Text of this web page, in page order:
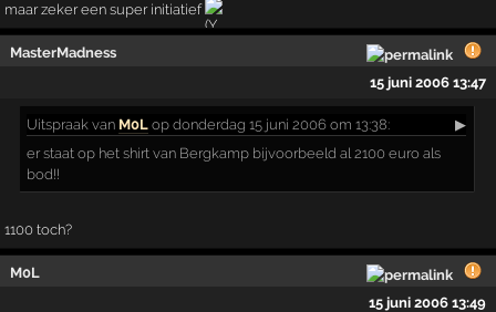
maar zeker een super initiatief
MasterMadness
15 juni 2006 13:47
Uitspraak van M0L op donderdag 15 juni 2006 om 13:38:
▶
er staat op het shirt van Bergkamp bijvoorbeeld al 2100 euro als
bod!!
1100 toch?
M0L
15 juni 2006 13:49